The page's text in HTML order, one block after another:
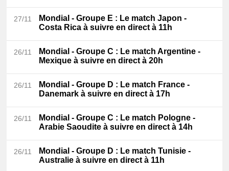
27/11 Mondial - Groupe E : Le match Japon -
Costa Rica à suivre en direct à 11h
26/11 Mondial - Groupe C : Le match Argentine -
Mexique à suivre en direct à 20h
26/11 Mondial - Groupe D : Le match France -
Danemark à suivre en direct à 17h
26/11 Mondial - Groupe C : Le match Pologne -
Arabie Saoudite à suivre en direct à 14h
26/11 Mondial - Groupe D : Le match Tunisie -
Australie à suivre en direct à 11h